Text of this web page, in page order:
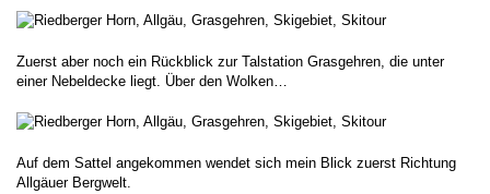
Zuerst aber noch ein Rückblick zur Talstation Grasgehren, die unter
einer Nebeldecke liegt. Über den Wolken…
Auf dem Sattel angekommen wendet sich mein Blick zuerst Richtung
Allgäuer Bergwelt.